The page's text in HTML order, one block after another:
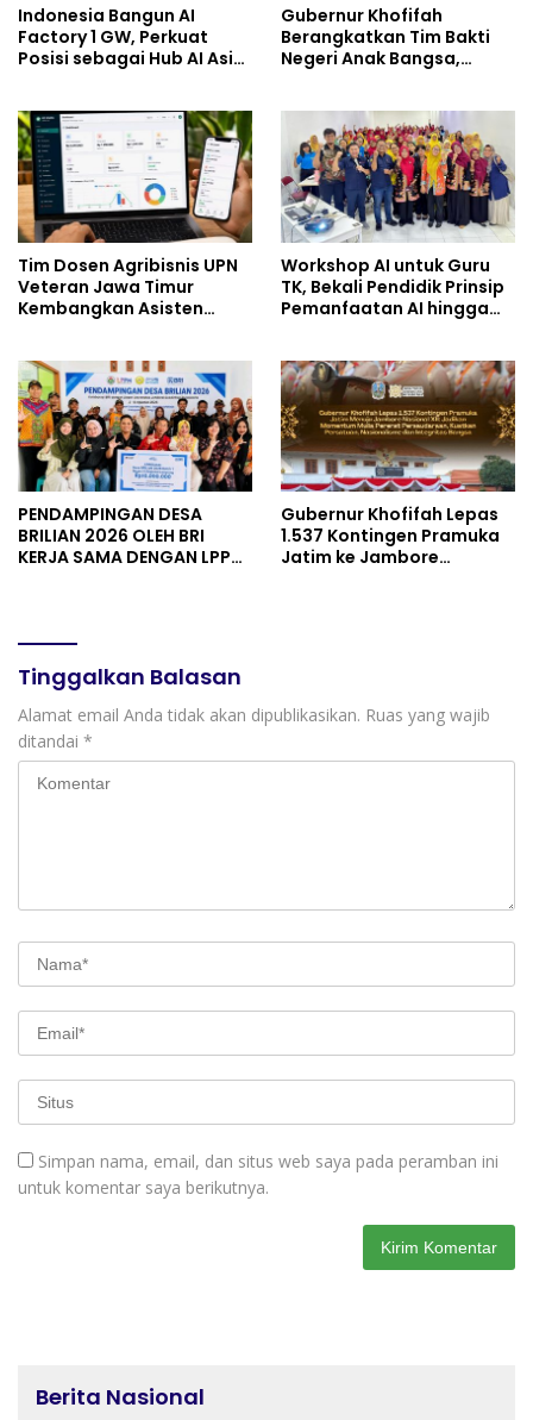
Indonesia Bangun AI
Factory 1 GW, Perkuat
Posisi sebagai Hub AI Asia
Gubernur Khofifah
Berangkatkan Tim Bakti
Negeri Anak Bangsa,
dan Perintis Kemerdekaan
Tim Dosen Agribisnis UPN
Veteran Jawa Timur
Kembangkan Asisten
UMKM
Workshop AI untuk Guru
TK, Bekali Pendidik Prinsip
Pemanfaatan AI hingga
PENDAMPINGAN DESA
BRILIAN 2026 OLEH BRI
KERJA SAMA DENGAN LPPM
Gubernur Khofifah Lepas
1.537 Kontingen Pramuka
Jatim ke Jambore
Tinggalkan Balasan
Alamat email Anda tidak akan dipublikasikan. Ruas yang wajib
ditandai *
Simpan nama, email, dan situs web saya pada peramban ini
untuk komentar saya berikutnya.
Berita Nasional